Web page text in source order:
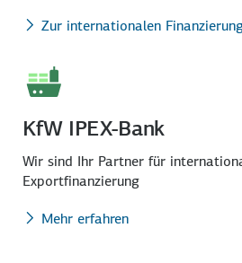
Zur internationalen
KfW IPEX-Bank
Wir sind Ihr Partner für
Exportfinanzierung
Mehr erfahren